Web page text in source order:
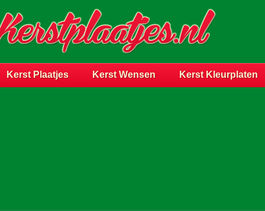
Kerst Plaatjes Kerst Wensen Kerst Kleurplaten